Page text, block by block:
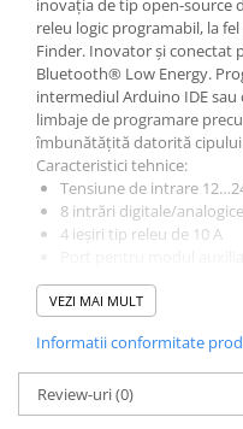
inovația de tip open-source
releu logic programabil, la
Finder. Inovator și conectat
Bluetooth® Low Energy.
intermediul Arduino IDE sau
limbaje de programare
îmbunătățită datorită
Caracteristici tehnice:
Tensiune de intrare
8 intrări digitale/analogice
4 ieșiri tip releu de 10 A
Procesor puternic
M7+M4 MCU)
siguranță
Disponibil în 3 versiuni
LITE– 8A.04.9.024.8300
VEZI MAI MULT
Informatii conformitate
Review-uri(0)